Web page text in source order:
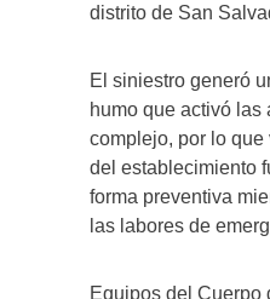
distrito de San
El siniestro generó
humo que activó las
complejo, por lo que
del establecimiento
forma preventiva
las labores de
Equipos del Cuerpo